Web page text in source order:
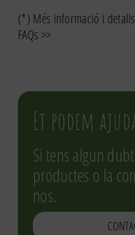
(*) Més informació i
FAQs >>
Et podem
Si tens algun
productes o la
nos.